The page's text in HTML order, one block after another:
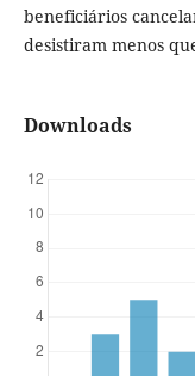
beneficiários
desistiram menos
Downloads